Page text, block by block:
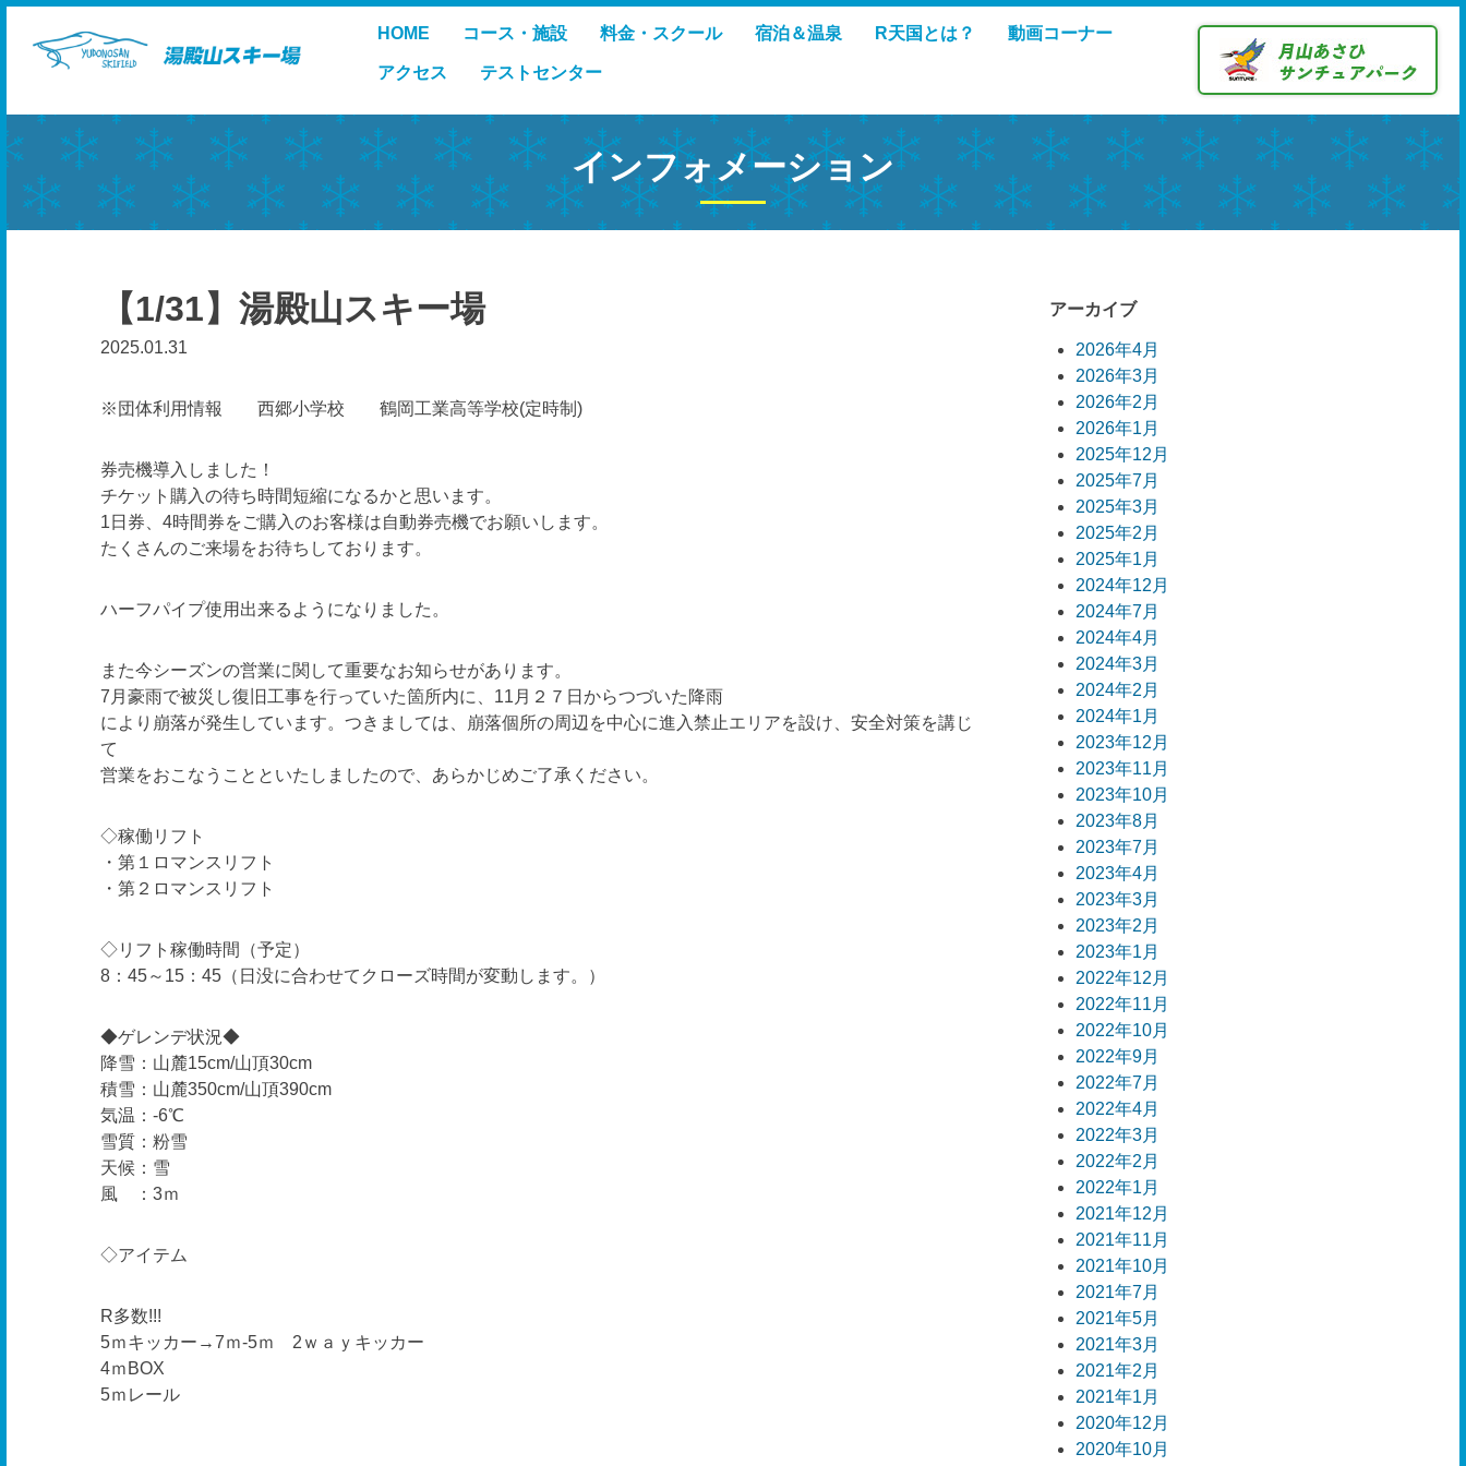
content
HOME コース・施設 料金・スクール 宿泊＆温泉 R天国とは？ 動画コーナー
アクセス テストセンター
インフォメーション
【1/31】湯殿山スキー場
2025.01.31
※団体利用情報 西郷小学校 鶴岡工業高等学校(定時制)
券売機導入しました！
チケット購入の待ち時間短縮になるかと思います。
1日券、4時間券をご購入のお客様は自動券売機でお願いします。
たくさんのご来場をお待ちしております。
ハーフパイプ使用出来るようになりました。
また今シーズンの営業に関して重要なお知らせがあります。
7月豪雨で被災し復旧工事を行っていた箇所内に、11月２７日からつづいた降雨
により崩落が発生しています。つきましては、崩落個所の周辺を中心に進入禁止エリアを設け、安全対策を講じ
て
営業をおこなうことといたしましたので、あらかじめご了承ください。
◇稼働リフト
・第１ロマンスリフト
・第２ロマンスリフト
◇リフト稼働時間（予定）
8：45～15：45（日没に合わせてクローズ時間が変動します。）
◆ゲレンデ状況◆
降雪：山麓15cm/山頂30cm
積雪：山麓350cm/山頂390cm
気温：-6℃
雪質：粉雪
天候：雪
風 ：3ｍ
◇アイテム
R多数!!!
5ｍキッカー→7ｍ-5ｍ 2ｗａｙキッカー
4ｍBOX
5ｍレール
アーカイブ
2026年4月
2026年3月
2026年2月
2026年1月
2025年12月
2025年7月
2025年3月
2025年2月
2025年1月
2024年12月
2024年7月
2024年4月
2024年3月
2024年2月
2024年1月
2023年12月
2023年11月
2023年10月
2023年8月
2023年7月
2023年4月
2023年3月
2023年2月
2023年1月
2022年12月
2022年11月
2022年10月
2022年9月
2022年7月
2022年4月
2022年3月
2022年2月
2022年1月
2021年12月
2021年11月
2021年10月
2021年7月
2021年5月
2021年3月
2021年2月
2021年1月
2020年12月
2020年10月